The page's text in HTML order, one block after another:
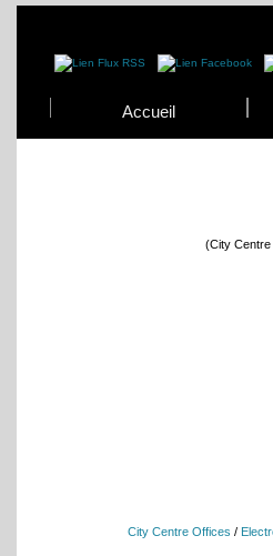
Accueil
(City Centre
City Centre Offices /